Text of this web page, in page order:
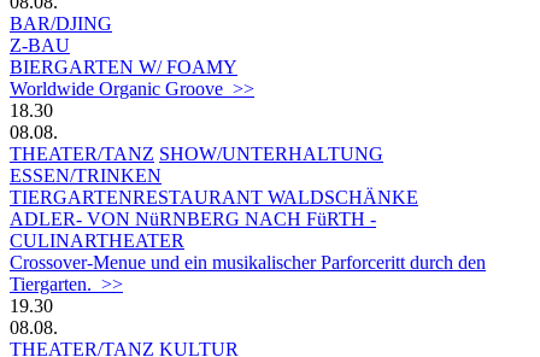
BAR/DJING
Z-BAU
BIERGARTEN W/ FOAMY
Worldwide Organic Groove >>
18.30
08.08.
THEATER/TANZ SHOW/UNTERHALTUNG
ESSEN/TRINKEN
TIERGARTEN­RESTAURANT WALDSCHÄNKE
ADLER- VON NüRNBERG NACH FüRTH -
CULINARTHEATER
Crossover-Menue und ein musikalischer Parforceritt durch den
Tiergarten. >>
19.30
08.08.
THEATER/TANZ KULTUR